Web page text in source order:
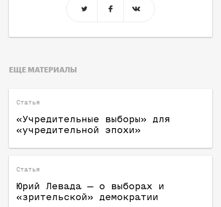
ЕЩЕ МАТЕРИАЛЫ
Статья
«Учредительные выборы» для
«учредительной эпохи»
Статья
Юрий Левада — о выборах и
«зрительской» демократии